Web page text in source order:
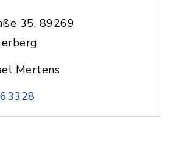
35, 89269
Mertens